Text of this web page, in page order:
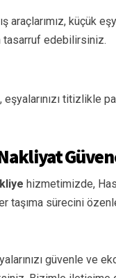
araçlarımız, küçük
tasarruf edebilirsiniz.
titizlikle
hizmetimizde,
taşıma sürecini
güvenle ve